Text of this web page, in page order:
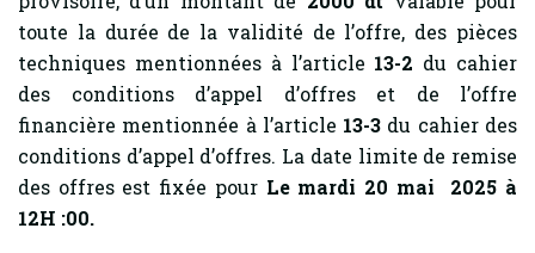
toute la durée de la validité de l’offre, des pièces
techniques mentionnées à l’article 13-2 du cahier
des conditions d’appel d’offres et de l’offre
financière mentionnée à l’article 13-3 du cahier des
conditions d’appel d’offres. La date limite de remise
des offres est fixée pour Le mardi 20 mai 2025 à
12H :00.